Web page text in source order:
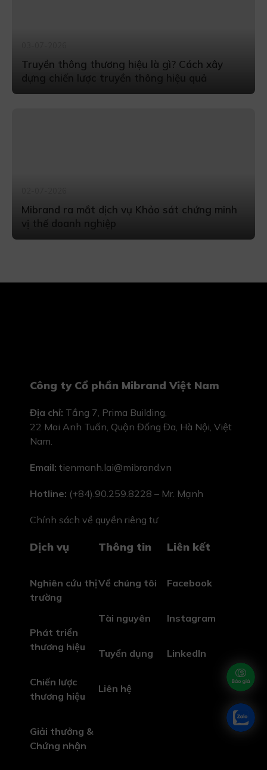
Truyền thông thương hiệu là gì? Cách xây
dựng chiến lược truyền thông hiệu quả
Mibrand ra mắt dịch vụ Khảo sát chứng minh
vị thế doanh nghiệp
Công ty Cổ phần Mibrand Việt Nam
Địa chỉ: Tầng 7, Prima Building,
22 Mai Anh Tuấn, Quận Đống Đa, Hà Nội, Việt
Nam.
Email: tienmanh.lai@mibrand.vn
Hotline: (+84).90.259.8228 – Mr. Mạnh
Chính sách về quyền riêng tư
Dịch vụ
Nghiên cứu thị
trường
Phát triển
thương hiệu
Chiến lược
thương hiệu
Giải thưởng &
Chứng nhận
Thông tin
Về chúng tôi
Tài nguyên
Tuyển dụng
Liên hệ
Liên kết
Facebook
Instagram
LinkedIn